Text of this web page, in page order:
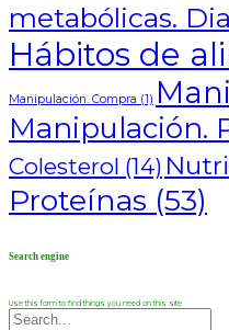
metabólicas.
Hábitos de
Manipulación. Compra (1)
Manipulación.
Colesterol (14)
Proteínas (53)
Search engine
Use this form to find things you need on this site